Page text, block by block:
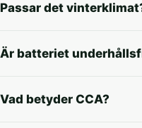
Passar det
Är batteriet
Vad betyder CCA?